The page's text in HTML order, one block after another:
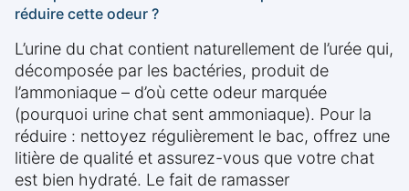
réduire cette odeur ?
L’urine du chat contient naturellement de l’urée qui,
décomposée par les bactéries, produit de
l’ammoniaque – d’où cette odeur marquée
(pourquoi urine chat sent ammoniaque). Pour la
réduire : nettoyez régulièrement le bac, offrez une
litière de qualité et assurez-vous que votre chat
est bien hydraté. Le fait de ramasser